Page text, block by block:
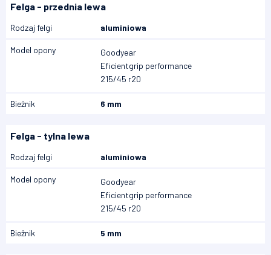
Felga - przednia lewa
Rodzaj felgi aluminiowa
Model opony
Goodyear
Eficientgrip performance
215/45 r20
Bieżnik 6 mm
Felga - tylna lewa
Rodzaj felgi aluminiowa
Model opony
Goodyear
Eficientgrip performance
215/45 r20
Bieżnik 5 mm